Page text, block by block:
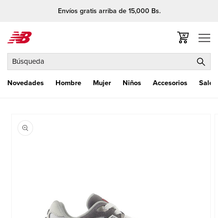
Envíos gratis arriba de 15,000 Bs.
Novedades Hombre Mujer Niños Accesorios Sale
Búsqueda
Carrito
a la
información